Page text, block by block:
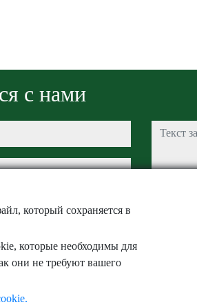
с нами
Текст
который сохраняется в
которые необходимы для
они не требуют вашего